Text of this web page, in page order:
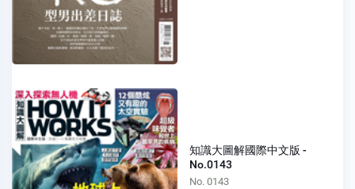
知識大圖解國際中文版 -
No.0143
No. 0143